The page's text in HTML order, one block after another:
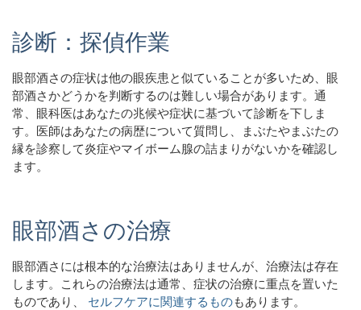
診断：探偵作業
眼部酒さの症状は他の眼疾患と似ていることが多いため、眼
部酒さかどうかを判断するのは難しい場合があります。通
常、眼科医はあなたの兆候や症状に基づいて診断を下しま
す。医師はあなたの病歴について質問し、まぶたやまぶたの
縁を診察して炎症やマイボーム腺の詰まりがないかを確認し
ます。
眼部酒さの治療
眼部酒さには根本的な治療法はありませんが、治療法は存在
します。これらの治療法は通常、症状の治療に重点を置いた
ものであり、 セルフケアに関連するものもあります。